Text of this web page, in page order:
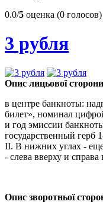
0.0/5 оценка (0 голосов)
3 рубля
Опис лицьової
в центре банкноты:
билет», номинал
и год эмиссии
государственный герб
II. В нижних углах -
- слева вверху и справа
Опис зворотньої